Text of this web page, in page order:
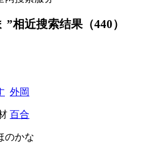
”相近搜索结果（440）
外岡
百合
のかな